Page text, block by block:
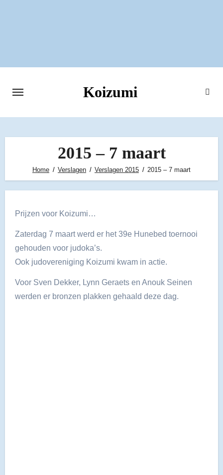
Koizumi
2015 – 7 maart
Home Verslagen Verslagen 2015 2015 – 7 maart
Prijzen voor Koizumi…
Zaterdag 7 maart werd er het 39e Hunebed toernooi
gehouden voor judoka’s.
Ook judovereniging Koizumi kwam in actie.
Voor Sven Dekker, Lynn Geraets en Anouk Seinen
werden er bronzen plakken gehaald deze dag.